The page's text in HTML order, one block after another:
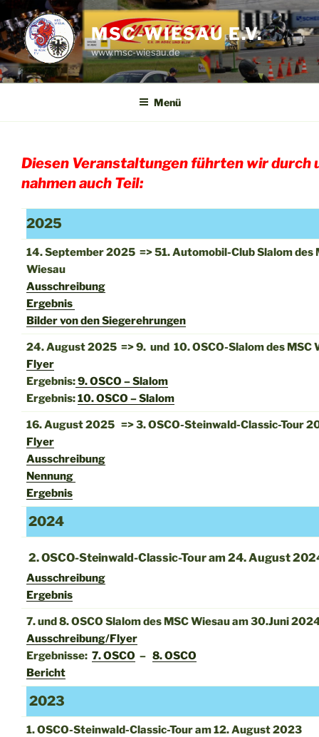
Inhalt
springen
MSC-WIESAU E.V.
www.msc-wiesau.de
Menü
Diesen Veranstaltungen führten wir durch
nahmen auch Teil:
2025
14. September 2025 => 51. Automobil-Club Slalom des
Wiesau
Ausschreibung
Ergebnis
Bilder von den Siegerehrungen
24. August 2025 => 9. und 10. OSCO-Slalom des MSC
Flyer
Ergebnis:9. OSCO – Slalom
Ergebnis:10. OSCO – Slalom
16. August 2025 => 3. OSCO-Steinwald-Classic-Tour
Flyer
Ausschreibung
Nennung
Ergebnis
2024
2. OSCO-Steinwald-Classic-Tour am 24. August
Ausschreibung
Ergebnis
7. und 8. OSCO Slalom des MSC Wiesau am 30.Juni
Ausschreibung/Flyer
Ergebnisse: 7. OSCO – 8. OSCO
Bericht
2023
1. OSCO-Steinwald-Classic-Tour am 12. August 2023